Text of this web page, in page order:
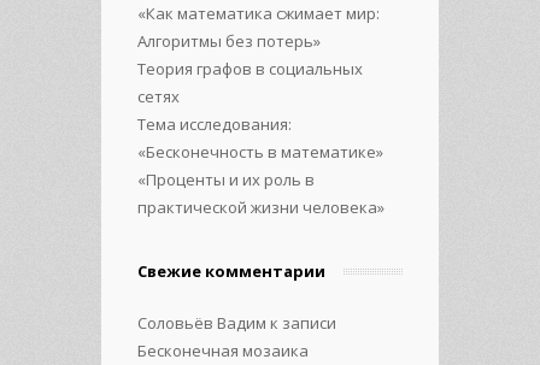
«Как математика сжимает мир:
Алгоритмы без потерь»
Теория графов в социальных
сетях
Тема исследования:
«Бесконечность в математике»
«Проценты и их роль в
практической жизни человека»
Свежие комментарии
Соловьёв Вадим к записи
Бесконечная мозаика